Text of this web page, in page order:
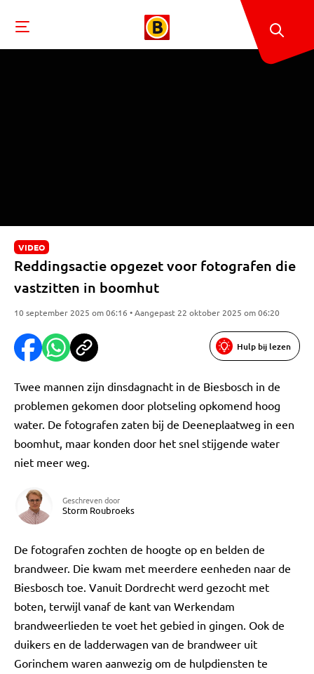
VIDEO
Reddingsactie opgezet voor fotografen die
vastzitten in boomhut
10 september 2025 om 06:16 • Aangepast 22 oktober 2025 om 06:20
Hulp bij lezen
Twee mannen zijn dinsdagnacht in de Biesbosch in de
problemen gekomen door plotseling opkomend hoog
water. De fotografen zaten bij de Deeneplaatweg in een
boomhut, maar konden door het snel stijgende water
niet meer weg.
Geschreven door
Storm Roubroeks
De fotografen zochten de hoogte op en belden de
brandweer. Die kwam met meerdere eenheden naar de
Biesbosch toe. Vanuit Dordrecht werd gezocht met
boten, terwijl vanaf de kant van Werkendam
brandweerlieden te voet het gebied in gingen. Ook de
duikers en de ladderwagen van de brandweer uit
Gorinchem waren aanwezig om de hulpdiensten te